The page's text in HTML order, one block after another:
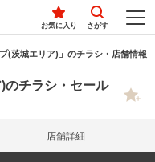
お気に入り さがす
(茨城エリア)」のチラシ・店舗情報
のチラシ・セール
店舗詳細